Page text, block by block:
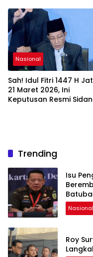
Nasional
Sah! Idul Fitri 1447 H
21 Maret 2026, Ini
Keputusan Resmi
Trending
Isu
Nasional
Roy